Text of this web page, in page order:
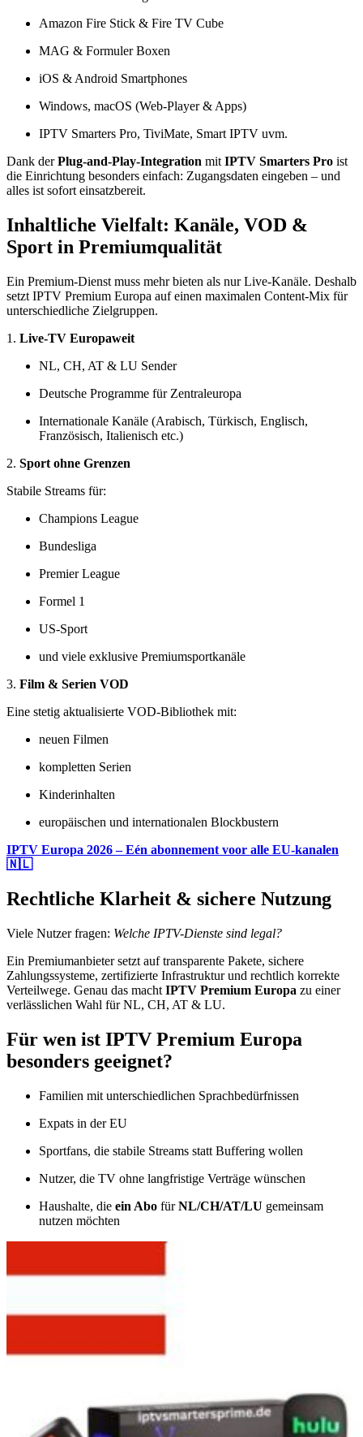
Amazon Fire Stick & Fire TV Cube
MAG & Formuler Boxen
iOS & Android Smartphones
Windows, macOS (Web-Player & Apps)
IPTV Smarters Pro, TiviMate, Smart IPTV uvm.
Dank derPlug-and-Play-Integration mit IPTV Smarters Pro ist
die Einrichtung besonders einfach: Zugangsdaten eingeben – und
alles ist sofort einsatzbereit.
Inhaltliche Vielfalt: Kanäle, VOD &
Sport in Premiumqualität
Ein Premium-Dienst muss mehr bieten als nur Live-Kanäle. Deshalb
setzt IPTV Premium Europa auf einen maximalen Content-Mix für
unterschiedliche Zielgruppen.
1. Live-TV Europaweit
NL, CH, AT & LU Sender
Deutsche Programme für Zentraleuropa
Internationale Kanäle (Arabisch, Türkisch, Englisch,
Französisch, Italienisch etc.)
2. Sport ohne Grenzen
Stabile Streams für:
Champions League
Bundesliga
Premier League
Formel 1
US-Sport
und viele exklusive Premiumsportkanäle
3. Film & Serien VOD
Eine stetig aktualisierte VOD-Bibliothek mit:
neuen Filmen
kompletten Serien
Kinderinhalten
europäischen und internationalen Blockbustern
IPTV Europa 2026 – Eén abonnement voor alle EU-kanalen
🇳🇱
Rechtliche Klarheit & sichere Nutzung
Viele Nutzer fragen: Welche IPTV-Dienste sind legal?
Ein Premiumanbieter setzt auf transparente Pakete, sichere
Zahlungssysteme, zertifizierte Infrastruktur und rechtlich korrekte
Verteilwege. Genau das macht IPTV Premium Europa zu einer
verlässlichen Wahl für NL, CH, AT & LU.
Für wen ist IPTV Premium Europa
besonders geeignet?
Familien mit unterschiedlichen Sprachbedürfnissen
Expats in der EU
Sportfans, die stabile Streams statt Buffering wollen
Nutzer, die TV ohne langfristige Verträge wünschen
Haushalte, die ein Abo fürNL/CH/AT/LU gemeinsam
nutzen möchten